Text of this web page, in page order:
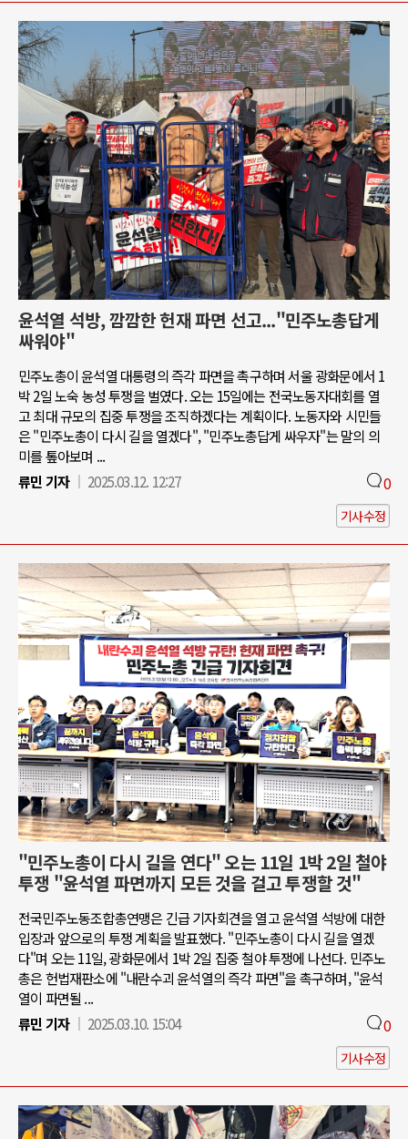
윤석열 석방, 깜깜한 헌재 파면 선고..."민주노총답게
싸워야"
민주노총이 윤석열 대통령의 즉각 파면을 촉구하며 서울 광화문에서 1
박 2일 노숙 농성 투쟁을 벌였다. 오는 15일에는 전국노동자대회를 열
고 최대 규모의 집중 투쟁을 조직하겠다는 계획이다. 노동자와 시민들
은 "민주노총이 다시 길을 열겠다", "민주노총답게 싸우자"는 말의 의
미를 톺아보며 ...
류민 기자
2025.03.12. 12:27 0
기사수정
"민주노총이 다시 길을 연다" 오는 11일 1박 2일 철야
투쟁 "윤석열 파면까지 모든 것을 걸고 투쟁할 것"
전국민주노동조합총연맹은 긴급 기자회견을 열고 윤석열 석방에 대한
입장과 앞으로의 투쟁 계획을 발표했다. "민주노총이 다시 길을 열겠
다"며 오는 11일, 광화문에서 1박 2일 집중 철야 투쟁에 나선다. 민주노
총은 헌법재판소에 "내란수괴 윤석열의 즉각 파면"을 촉구하며, "윤석
열이 파면될 ...
류민 기자
2025.03.10. 15:04 0
기사수정